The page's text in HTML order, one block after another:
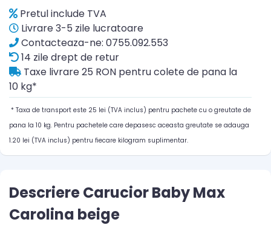
Pretul include TVA
Livrare 3-5 zile lucratoare
Contacteaza-ne: 0755.092.553
14 zile drept de retur
Taxe livrare 25 RON pentru colete de pana la
10 kg*
* Taxa de transport este 25 lei (TVA inclus) pentru pachete cu o greutate de
pana la 10 kg. Pentru pachetele care depasesc aceasta greutate se adauga
1.20 lei (TVA inclus) pentru fiecare kilogram suplimentar.
Descriere Carucior Baby Max
Carolina beige